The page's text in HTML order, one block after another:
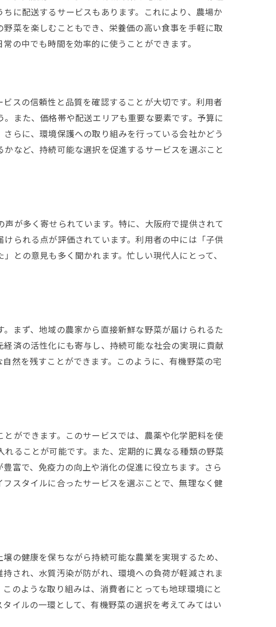
する
由
に配送するサービスもあります。これにより、農場か
菜を楽しむこともでき、栄養価の高い食事を手軽に取
の中でも時間を効率的に使うことができます。
スの信頼性と品質を確認することが大切です。利用者
また、価格帯や配送エリアも重要な要素です。予算に
らに、環境保護への取り組みを行っている会社かどう
など、持続可能な選択を促進するサービスを選ぶこと
が多く寄せられています。特に、大阪府で提供されて
られる点が評価されています。利用者の中には「子供
との意見も多く聞かれます。忙しい現代人にとって、
まず、地域の農家から直接新鮮な野菜が届けられるた
済の活性化にも寄与し、持続可能な社会の実現に貢献
然を残すことができます。このように、有機野菜の宅
ができます。このサービスでは、農薬や化学肥料を使
ることが可能です。また、定期的に異なる種類の野菜
富で、免疫力の向上や消化の促進に役立ちます。さら
スタイルに合ったサービスを選ぶことで、無理なく健
の健康を保ちながら持続可能な農業を実現するため、
され、水質汚染が防がれ、環境への負荷が軽減されま
のような取り組みは、消費者にとっても地球環境にと
イルの一環として、有機野菜の選択を考えてみてはい